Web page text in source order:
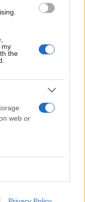
my
the
web or